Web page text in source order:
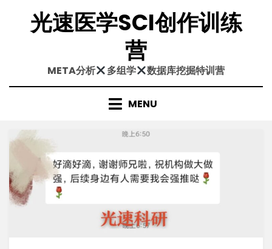
content光速医学SCI创作训练
营
META分析 多组学 数据库挖掘特训营
MENU